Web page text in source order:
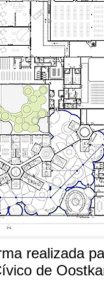
realizada
de